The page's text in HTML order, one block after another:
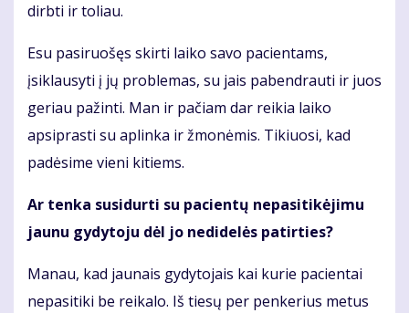
dirbti ir toliau.
Esu pasiruošęs skirti laiko savo pacientams,
įsiklausyti į jų problemas, su jais pabendrauti ir juos
geriau pažinti. Man ir pačiam dar reikia laiko
apsiprasti su aplinka ir žmonėmis. Tikiuosi, kad
padėsime vieni kitiems.
Ar tenka susidurti su pacientų nepasitikėjimu
jaunu gydytoju dėl jo nedidelės patirties?
Manau, kad jaunais gydytojais kai kurie pacientai
nepasitiki be reikalo. Iš tiesų per penkerius metus